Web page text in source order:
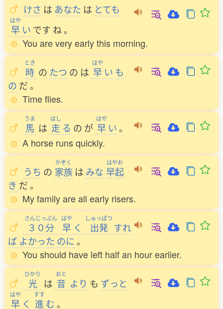
けさ は あなた は とても
はや
早 い です ね。
You are very early this morning.
とき
時 の たつ の は
はや
早 い も
の だ。
Time flies.
うま
馬 は
はし
走 る の が
はや
早 い。
A horse runs quickly.
うち の
かぞく
家族 は みな
はやお
早起
き だ。
My family are all early risers.
さんじっぷん
３０分
はや
早 く
しゅっぱつ
出発 すれ
ば よかった のに。
You should have left half an hour earlier.
ひかり
光 は
おと
音 より も ずっと
はや
早 く
すす
進 む。